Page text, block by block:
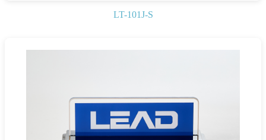
LT-101J-S